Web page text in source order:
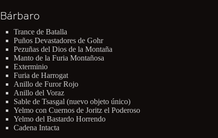
Bárbaro
Trance de Batalla
Puños Devastadores de Gohr
Pezuñas del Dios de la Montaña
Manto de la Furia Montañosa
Exterminio
Furia de Harrogat
Anillo de Furor Rojo
Anillo del Voraz
Sable de Tsasgal (nuevo objeto único)
Yelmo con Cuernos de Joritz el Poderoso
Yelmo del Bastardo Horrendo
Cadena Intacta